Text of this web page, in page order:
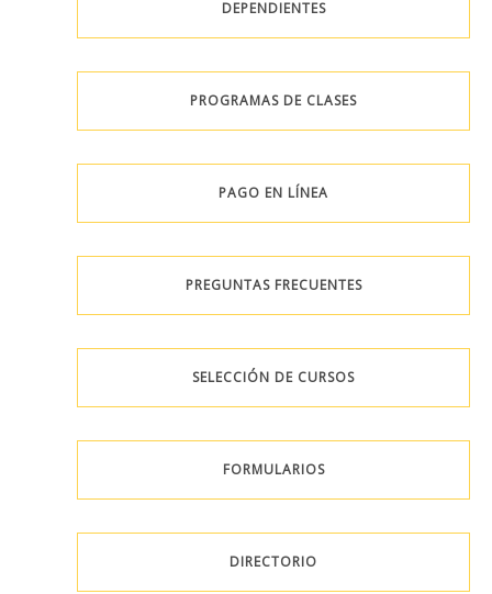
DEPENDIENTES
PROGRAMAS DE CLASES
PAGO EN LÍNEA
PREGUNTAS FRECUENTES
SELECCIÓN DE CURSOS
FORMULARIOS
DIRECTORIO